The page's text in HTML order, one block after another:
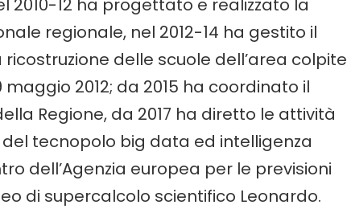
2010-12 ha progettato e realizzato la
regionale, nel 2012-14 ha gestito il
delle scuole dell’area colpite
2012; da 2015 ha coordinato il
Regione, da 2017 ha diretto le attività
tecnopolo big data ed intelligenza
dell’Agenzia europea per le previsioni
di supercalcolo scientifico Leonardo.